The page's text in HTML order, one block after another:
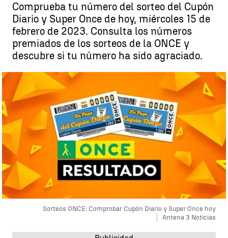
Comprueba tu número del sorteo del Cupón
Diario y Super Once de hoy, miércoles 15 de
febrero de 2023. Consulta los números
premiados de los sorteos de la ONCE y
descubre si tu número ha sido agraciado.
Sorteos ONCE: Comprobar Cupón Diario y Super Once hoy
Antena 3 Noticias